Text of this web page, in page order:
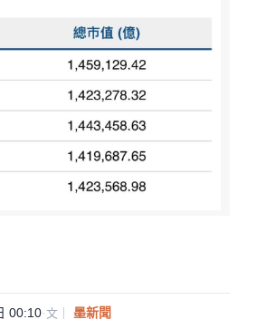
00:10·文｜ 墨新聞